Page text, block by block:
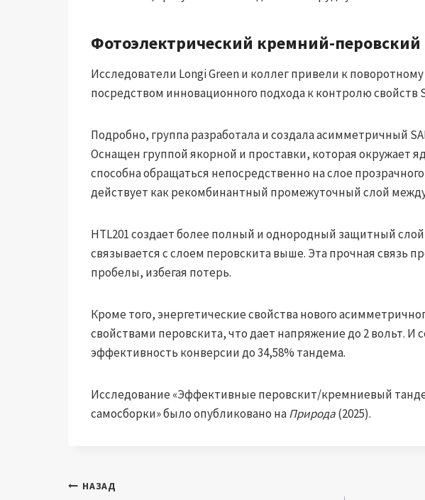
Фотоэлектрический кремний-перовский
Исследователи Longi Green и коллег привели к
посредством инновационного подхода к контролю свойств
Подробно, группа разработала и создала асимметричный
Оснащен группой якорной и проставки, которая окружает
способна обращаться непосредственно на слое
действует как рекомбинантный промежуточный слой
HTL201 создает более полный и однородный защитный
связывается с слоем перовскита выше. Эта прочная связь
пробелы, избегая потерь.
Кроме того, энергетические свойства нового
свойствами перовскита, что дает напряжение до 2 вольт. И
эффективность конверсии до 34,58% тандема.
Исследование «Эффективные перовскит/кремниевый
самосборки» было опубликовано наПрирода(2025).
Навигация
НАЗАД